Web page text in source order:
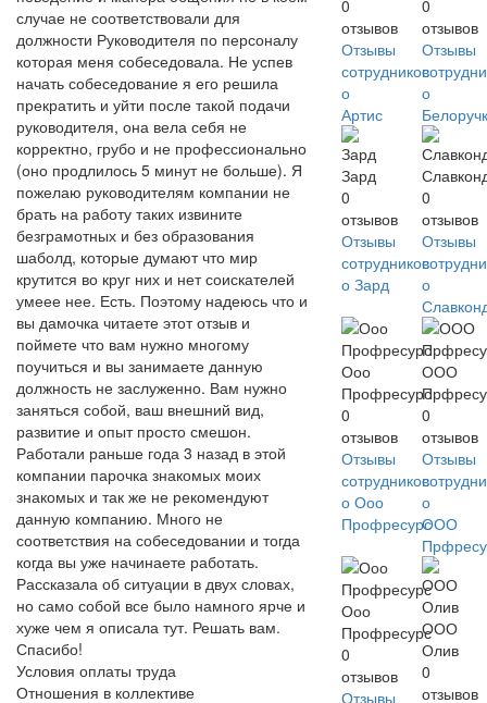
случае не соответствовали для
должности Руководителя по персоналу
которая меня собеседовала. Не успев
начать собеседование я его решила
прекратить и уйти после такой подачи
руководителя, она вела себя не
корректно, грубо и не профессионально
(оно продлилось 5 минут не больше). Я
пожелаю руководителям компании не
брать на работу таких извините
безграмотных и без образования
шаболд, которые думают что мир
крутится во круг них и нет соискателей
умеее нее. Есть. Поэтому надеюсь что и
вы дамочка читаете этот отзыв и
поймете что вам нужно многому
поучиться и вы занимаете данную
должность не заслуженно. Вам нужно
заняться собой, ваш внешний вид,
развитие и опыт просто смешон.
Работали раньше года 3 назад в этой
компании парочка знакомых моих
знакомых и так же не рекомендуют
данную компанию. Много не
соответствия на собеседовании и тогда
когда вы уже начинаете работать.
Рассказала об ситуации в двух словах,
но само собой все было намного ярче и
хуже чем я описала тут. Решать вам.
Спасибо!
Условия оплаты труда
Отношения в коллективе
0
отзывов
Отзывы
сотрудников
о
Артис
0
отзывов
Отзывы
о
Зард
0
отзывов
Отзывы
сотрудников
о Зард
0
отзывов
Отзывы
о
Ооо
Профресурс
0
отзывов
Отзывы
сотрудников
о Ооо
Профресурс
ООО
0
отзывов
Отзывы
о
ООО
Ооо
Профресурс
0
отзывов
Отзывы
ООО
Олив
0
отзывов